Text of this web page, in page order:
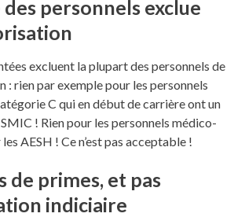
personnels exclue
excluent la plupart des personnels de
rien par exemple pour les personnels
C qui en début de carrière ont un
! Rien pour les personnels médico-
AESH ! Ce n’est pas acceptable !
de primes, et pas
indiciaire